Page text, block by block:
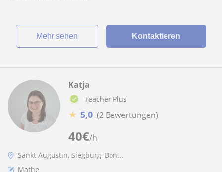
Mehr sehen Kontaktieren
40€/h
Katja
Teacher Plus
★ 5,0 (2 Bewertungen)
Sankt Augustin, Siegburg, Bon...
Mathe